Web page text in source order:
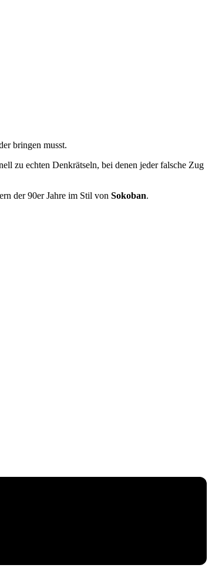
bringen musst.
zu echten Denkrätseln, bei denen jeder falsche Zug
der 90er Jahre im Stil von Sokoban.